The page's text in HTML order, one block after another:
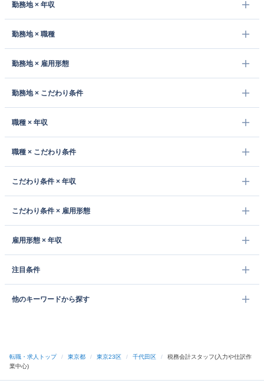
勤務地 × 年収
勤務地 × 職種
勤務地 × 雇用形態
勤務地 × こだわり条件
職種 × 年収
職種 × こだわり条件
こだわり条件 × 年収
こだわり条件 × 雇用形態
雇用形態 × 年収
注目条件
他のキーワードから探す
転職・求人トップ / 東京都 / 東京23区 / 千代田区 /
税務会計スタッフ(入力や仕訳作
業中心)